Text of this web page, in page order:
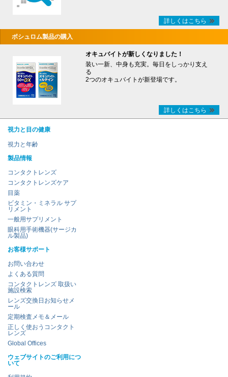
詳しくはこちら
ボシュロム製品の購入
オキュバイトが新しくなりました！
装い一新、中身も充実。毎日をしっかり支え
る
2つのオキュバイトが新登場です。
詳しくはこちら
視力と目の健康
視力と年齢
製品情報
コンタクトレンズ
コンタクトレンズケア
目薬
ビタミン・ミネラル サプ
リメント
一般用サプリメント
眼科用手術機器(サージカ
ル製品)
お客様サポート
お問い合わせ
よくある質問
コンタクトレンズ 取扱い
施設検索
レンズ交換日お知らせメ
ール
定期検査メモ＆メール
正しく使おうコンタクト
レンズ
Global Offices
ウェブサイトのご利用につ
いて